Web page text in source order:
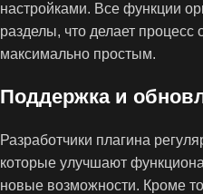
настройками. Все функции
разделы, что делает процесс
максимально простым.
Поддержка и
Разработчики плагина
которые улучшают
новые возможности. Кроме